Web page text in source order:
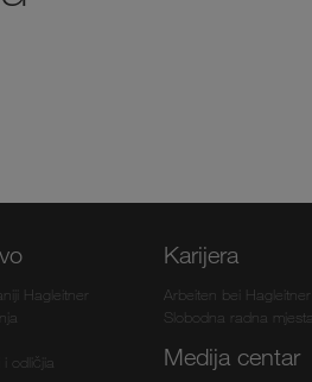
Hagleitner
i odličjia
Karijera
Arbeiten bei Hagleitner
Slobodna radna mjesta
Medija centar